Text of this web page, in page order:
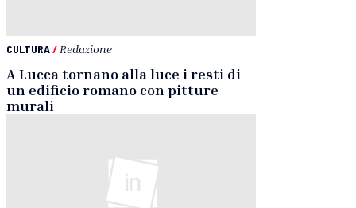
CULTURA/ Redazione
A Lucca tornano alla luce i resti di
un edificio romano con pitture
murali